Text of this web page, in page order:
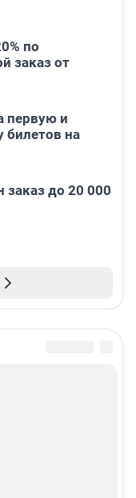
по
заказ от
первую и
билетов на
заказ до 20 000